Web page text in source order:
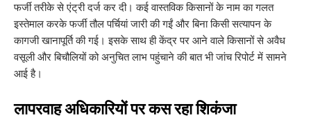
फर्जी तरीके से एंट्री दर्ज कर दी। कई वास्तविक किसानों के नाम का गलत
इस्तेमाल करके फर्जी तौल पर्चियां जारी की गईं और बिना किसी सत्यापन के
कागजी खानापूर्ति की गई। इसके साथ ही केंद्र पर आने वाले किसानों से अवैध
वसूली और बिचौलियों को अनुचित लाभ पहुंचाने की बात भी जांच रिपोर्ट में सामने
आई है।
​लापरवाह अधिकारियों पर कस रहा शिकंजा